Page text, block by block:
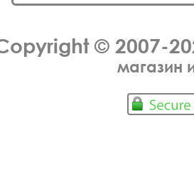
© 2007-
магазин